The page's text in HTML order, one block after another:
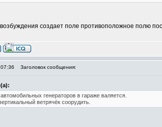
создает поле противоположное полю
Заголовок сообщения:
генераторов в гараже валяется.
ветрячёк соорудить.